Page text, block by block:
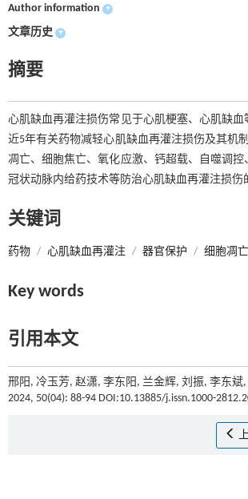
Author information +
文章历史 +
摘要
心肌缺血再灌注损伤常见于心肌梗塞、心肌缺
近5年有关药物减轻心肌缺血再灌注损伤及其机
凋亡、细胞焦亡、氧化应激、钙超载、自噬调
冠状动脉内给药技术等防治心肌缺血再灌注损伤
关键词
药物 / 心肌缺血再灌注 / 器官保护 / 细胞凋亡
Key words
引用本文
邢阳, 冷玉芳, 赵潇, 李东阳, 兰金辉, 刘振, 李东
2024, 50(04): 88-94 DOI:10.13885/j.issn.1000-